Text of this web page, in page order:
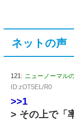
ネットの声
121: ニューノーマル
ID:zOT5EL/R0
>>1
> その上で「